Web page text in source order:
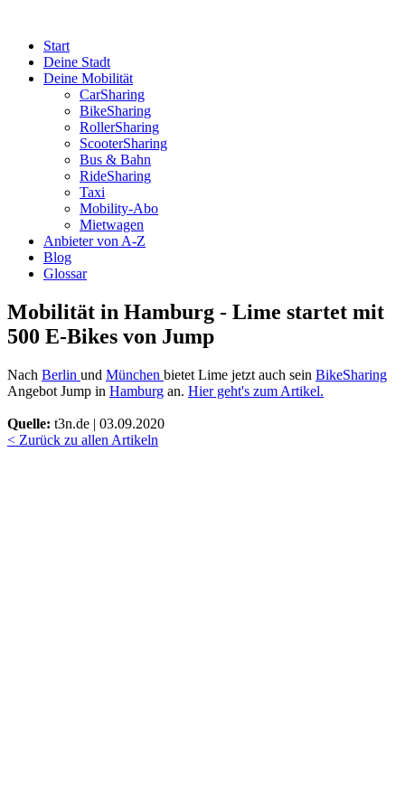
Start
Deine Stadt
Deine Mobilität
CarSharing
BikeSharing
RollerSharing
ScooterSharing
Bus & Bahn
RideSharing
Taxi
Mobility-Abo
Mietwagen
Anbieter von A-Z
Blog
Glossar
Mobilität in Hamburg - Lime startet mit
500 E-Bikes von Jump
Nach Berlin und München bietet Lime jetzt auch sein BikeSharing
Angebot Jump in Hamburg an. Hier geht's zum Artikel.
Quelle: t3n.de | 03.09.2020
< Zurück zu allen Artikeln